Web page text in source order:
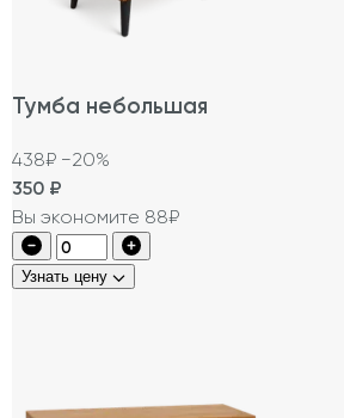
Тумба небольшая
438₽ −20%
350 ₽
Вы экономите 88₽
Узнать цену